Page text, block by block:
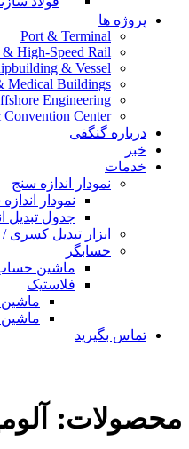
پروژه ها
Port & Terminal
High-Speed Rail
& Vessel
Medical Buildings
Engineering
Center
درباره گنگفی
خبر
خدمات
نمودار اندازه سنج
نمودار
جدول تبدیل
ابزار تبدیل
حسابگر
ماشین
فلاستیک
تماس بگیرید
محصولات: